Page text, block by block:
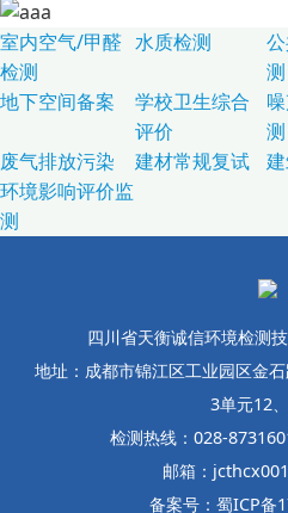
室内空气/甲醛
检测
水质检测
测
地下空间备案
学校卫生综合
评价
测
废气排放污染 建材常规复试
环境影响评价监
测
四川省天衡诚信环境检测
地址：成都市锦江区工业园区金
3单元12
检测热线：028-
邮箱：
备案号：蜀ICP备